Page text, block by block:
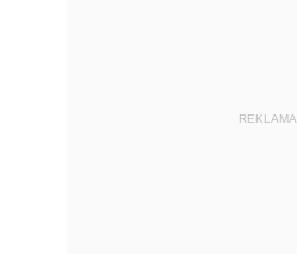
REKLAMA